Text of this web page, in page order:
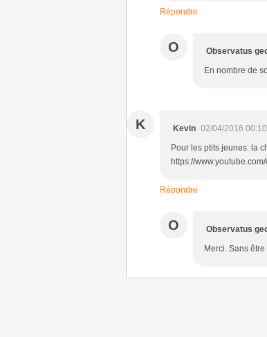
Répondre
O Observatus
En nombre de
K Kevin 02/04/2016 00:10
Pour les ptits jeunes: la
https://
Répondre
O Observatus
Merci. Sans